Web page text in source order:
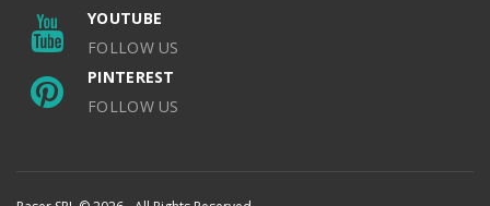
YOUTUBE
FOLLOW US
PINTEREST
FOLLOW US